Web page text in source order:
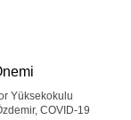
Yüksekokulu
COVID-19